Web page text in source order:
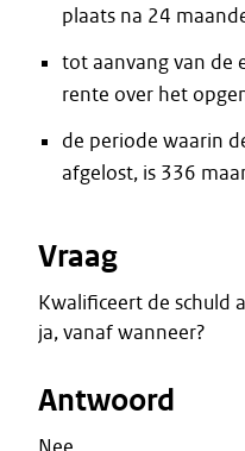
plaats na 24
tot aanvang van de
rente over het
de periode waarin
afgelost, is 336
Vraag
Kwalificeert de schuld
ja, vanaf wanneer?
Antwoord